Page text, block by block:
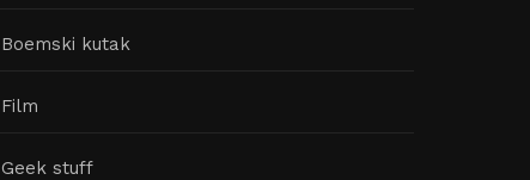
Boemski kutak
Film
Geek stuff